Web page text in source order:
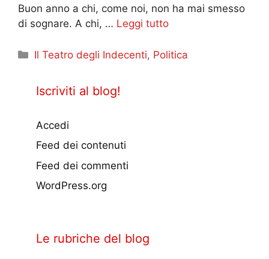
Buon anno a chi, come noi, non ha mai smesso
di sognare. A chi, … Leggi tutto
Categorie
Il Teatro degli Indecenti, Politica
Iscriviti al blog!
Accedi
Feed dei contenuti
Feed dei commenti
WordPress.org
Le rubriche del blog